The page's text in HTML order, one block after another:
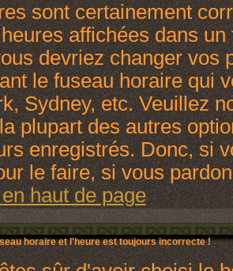
sont certainement
affichées dans
devriez changer vos
le fuseau horaire qui
Sydney, etc. Veuillez
plupart des autres
enregistrés. Donc, si
le faire, si vous
haut de page
horaire et l'heure est toujours incorrecte !